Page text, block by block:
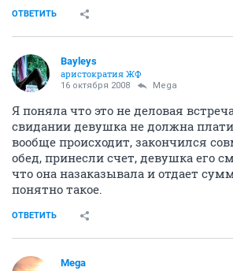
ОТВЕТИТЬ
Bayleys
аристократия ЖФ
16 октября 2008 Mega
Я поняла что это не деловая
свидании девушка не должна
вообще происходит, закончился
обед, принесли счет, девушка его
что она назаказывала и отдает
понятно такое.
ОТВЕТИТЬ
Mega